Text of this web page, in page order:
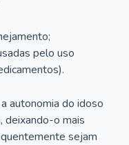
pelo uso
autonomia do idoso
deixando-o mais
sejam